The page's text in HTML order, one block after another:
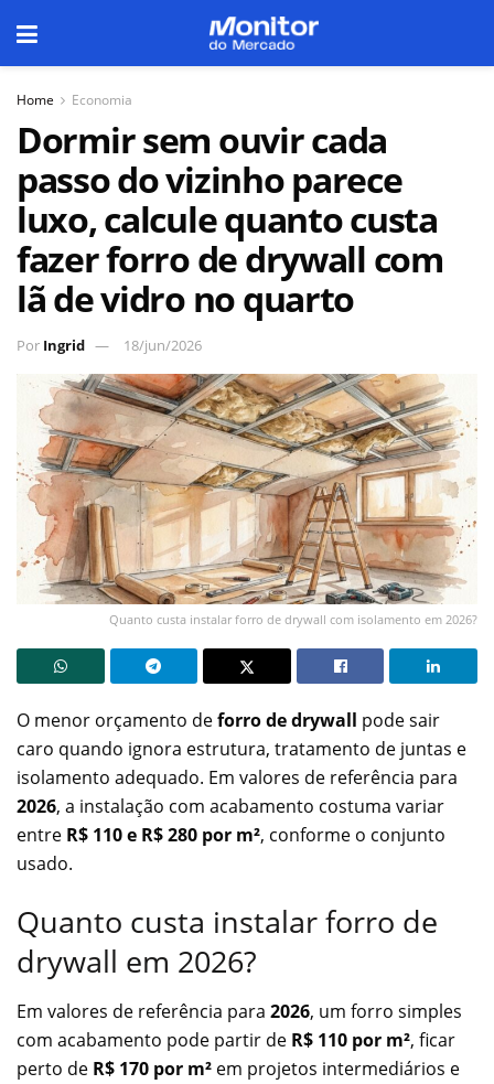
Home Economia
Dormir sem ouvir cada
passo do vizinho parece
luxo, calcule quanto custa
fazer forro de drywall com
lã de vidro no quarto
Por Ingrid 18/jun/2026
Quanto custa instalar forro de drywall com isolamento em 2026?
O menor orçamento deforro de drywall pode sair
caro quando ignora estrutura, tratamento de juntas e
isolamento adequado. Em valores de referência para
2026, a instalação com acabamento costuma variar
entre R$ 110 e R$ 280 por m², conforme o conjunto
usado.
Quanto custa instalar forro de
drywall em 2026?
Em valores de referência para 2026, um forro simples
com acabamento pode partir de R$ 110 por m², ficar
perto de R$ 170 por m² em projetos intermediários e